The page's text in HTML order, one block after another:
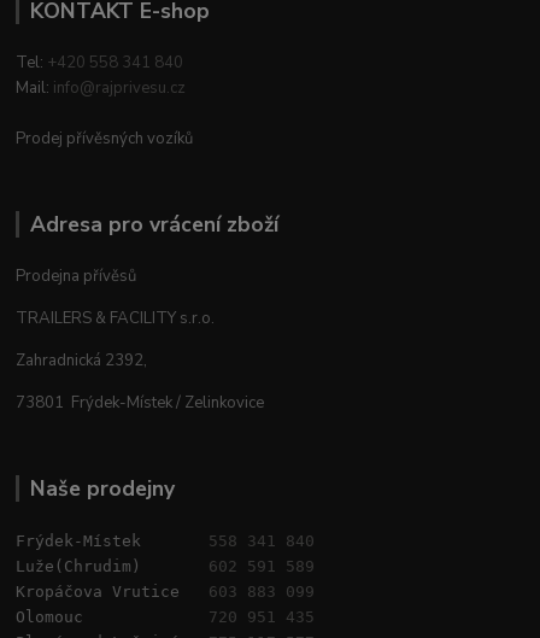
KONTAKT E-shop
Tel: +420 558 341 840
Mail: info@rajprivesu.cz
Prodej přívěsných vozíků
Adresa pro vrácení zboží
Prodejna přívěsů
TRAILERS & FACILITY s.r.o.
Zahradnická 2392,
73801 Frýdek-Místek / Zelinkovice
Naše prodejny
Frýdek-Místek 558 341 840
Luže(Chrudim) 602 591 589
Kropáčova Vrutice 603 883 099
Olomouc 720 951 435